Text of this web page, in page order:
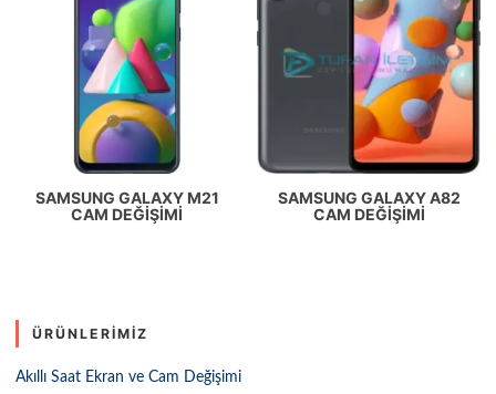
SAMSUNG GALAXY M21
CAM DEĞIŞIMI
SAMSUNG GALAXY A82
CAM DEĞIŞIMI
ÜRÜNLERIMIZ
Akıllı Saat Ekran ve Cam Değişimi